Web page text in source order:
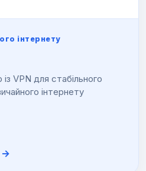
інтернету
VPN для стабільного
інтернету
→